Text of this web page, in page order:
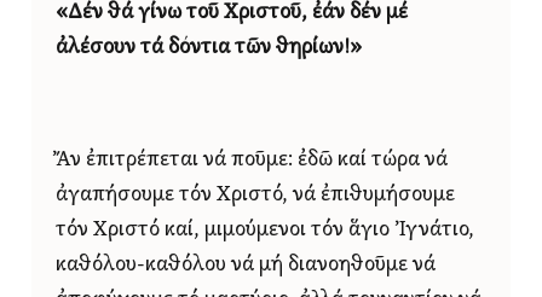
«Δέν θά γίνω τοῦ Χριστοῦ, ἐάν δέν μέ
ἀλέσουν τά δόντια τῶν θηρίων!»
Ἄν ἐπιτρέπεται νά ποῦμε: ἐδῶ καί τώρα νά
ἀγαπήσουμε τόν Χριστό, νά ἐπιθυμήσουμε
τόν Χριστό καί, μιμούμενοι τόν ἅγιο Ἰγνάτιο,
καθόλου-καθόλου νά μή διανοηθοῦμε νά